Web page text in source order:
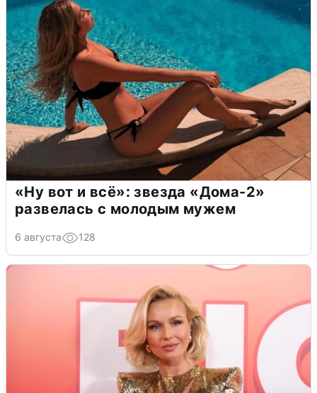
«Ну вот и всё»: звезда «Дома-2»
развелась с молодым мужем
6 августа 128